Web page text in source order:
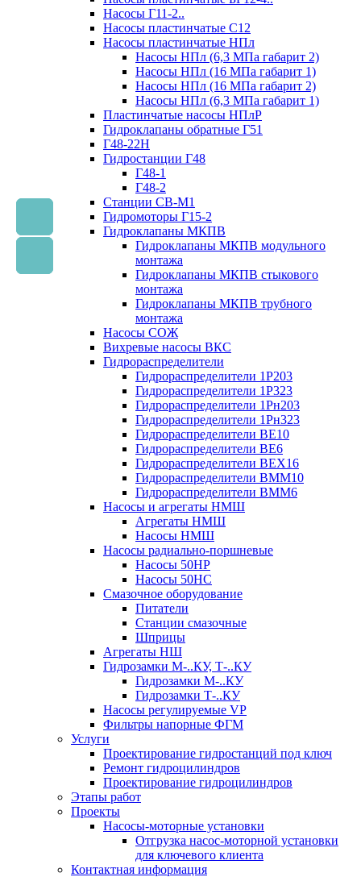
Насосы Г11-2..
Насосы пластинчатые С12
Насосы пластинчатые НПл
Насосы НПл (6,3 МПа габарит 2)
Насосы НПл (16 МПа габарит 1)
Насосы НПл (16 МПа габарит 2)
Насосы НПл (6,3 МПа габарит 1)
Пластинчатые насосы НПлР
Гидроклапаны обратные Г51
Г48-22Н
Гидростанции Г48
Г48-1
Г48-2
Станции СВ-М1
Гидромоторы Г15-2
Гидроклапаны МКПВ
Гидроклапаны МКПВ модульного
монтажа
Гидроклапаны МКПВ стыкового
монтажа
Гидроклапаны МКПВ трубного
монтажа
Насосы СОЖ
Вихревые насосы ВКС
Гидрораспределители
Гидрораспределители 1Р203
Гидрораспределители 1Р323
Гидрораспределители 1Рн203
Гидрораспределители 1Рн323
Гидрораспределители ВЕ10
Гидрораспределители ВЕ6
Гидрораспределители ВЕХ16
Гидрораспределители ВММ10
Гидрораспределители ВММ6
Насосы и агрегаты НМШ
Агрегаты НМШ
Насосы НМШ
Насосы радиально-поршневые
Насосы 50НР
Насосы 50НС
Смазочное оборудование
Питатели
Станции смазочные
Шприцы
Агрегаты НШ
Гидрозамки М-..КУ, Т-..КУ
Гидрозамки М-..КУ
Гидрозамки Т-..КУ
Насосы регулируемые VP
Фильтры напорные ФГМ
Услуги
Проектирование гидростанций под ключ
Ремонт гидроцилиндров
Проектирование гидроцилиндров
Этапы работ
Проекты
Насосы-моторные установки
Отгрузка насос-моторной установки
для ключевого клиента
Контактная информация